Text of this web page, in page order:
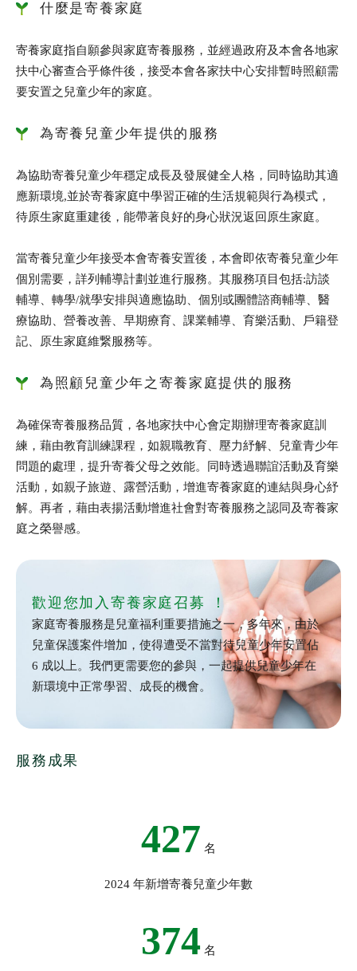
什麼是寄養家庭
寄養家庭指自願參與家庭寄養服務，並經過政府及本會各地家
扶中心審查合乎條件後，接受本會各家扶中心安排暫時照顧需
要安置之兒童少年的家庭。
為寄養兒童少年提供的服務
為協助寄養兒童少年穩定成長及發展健全人格，同時協助其適
應新環境,並於寄養家庭中學習正確的生活規範與行為模式，
待原生家庭重建後，能帶著良好的身心狀況返回原生家庭。
當寄養兒童少年接受本會寄養安置後，本會即依寄養兒童少年
個別需要，詳列輔導計劃並進行服務。其服務項目包括:訪談
輔導、轉學/就學安排與適應協助、個別或團體諮商輔導、醫
療協助、營養改善、早期療育、課業輔導、育樂活動、戶籍登
記、原生家庭維繋服務等。
為照顧兒童少年之寄養家庭提供的服務
為確保寄養服務品質，各地家扶中心會定期辦理寄養家庭訓
練，藉由教育訓練課程，如親職教育、壓力紓解、兒童青少年
問題的處理，提升寄養父母之效能。同時透過聯誼活動及育樂
活動，如親子旅遊、露營活動，增進寄養家庭的連結與身心紓
解。再者，藉由表揚活動增進社會對寄養服務之認同及寄養家
庭之榮譽感。
歡迎您加入寄養家庭召募 ！
家庭寄養服務是兒童福利重要措施之一，多年來，由於
兒童保護案件增加，使得遭受不當對待兒童少年安置佔
6 成以上。我們更需要您的參與，一起提供兒童少年在
新環境中正常學習、成長的機會。
服務成果
427 名
2024 年新增寄養兒童少年數
374 名